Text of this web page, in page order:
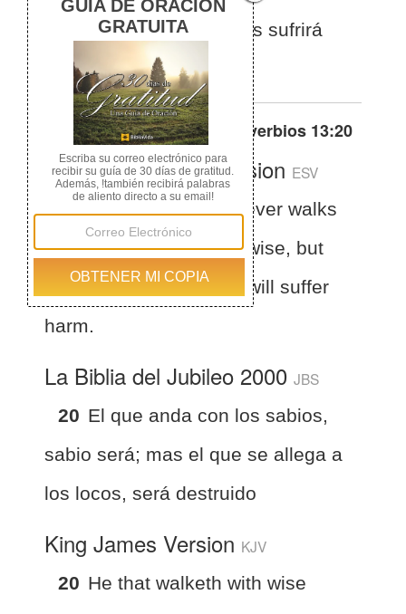
compañero de los necios sufrirá
daño.
Otras traducciones de Proverbios 13:20
English Standard Version ESV
Proverbs 13:20 Whoever walks
with the wise becomes wise, but
the companion of fools will suffer
harm.
La Biblia del Jubileo 2000 JBS
20 El que anda con los sabios,
sabio será; mas el que se allega a
los locos, será destruido
King James Version KJV
20 He that walketh with wise